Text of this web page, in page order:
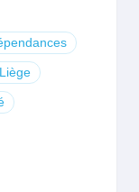
Liège